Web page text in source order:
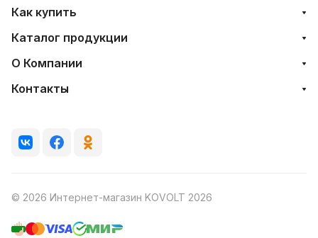
Как купить
Каталог продукции
О Компании
Контакты
© 2026 Интернет-магазин KOVOLT 2026